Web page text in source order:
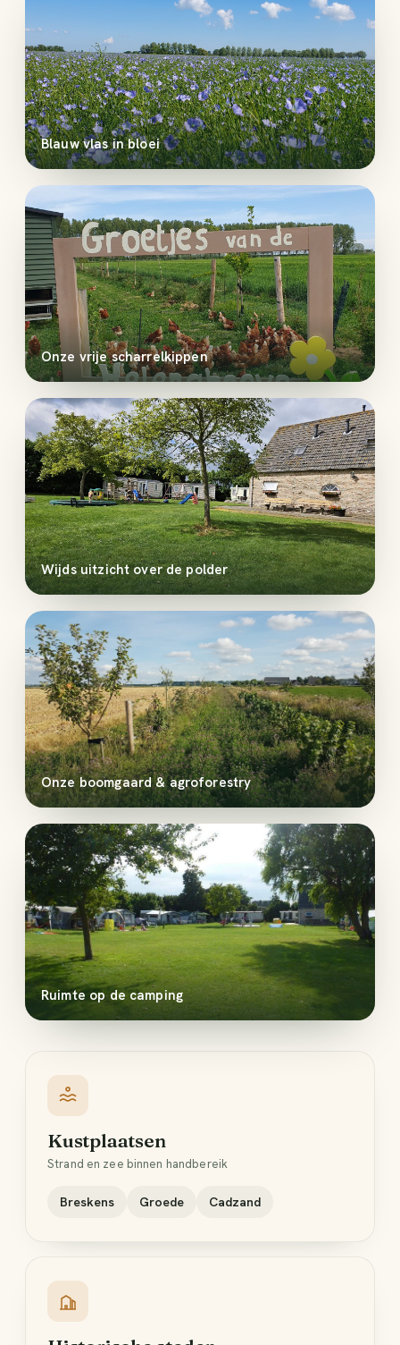
Blauw vlas in bloei
Onze vrije scharrelkippen
Wijds uitzicht over de polder
Onze boomgaard & agroforestry
Ruimte op de camping
Kustplaatsen
Strand en zee binnen handbereik
Breskens Groede Cadzand